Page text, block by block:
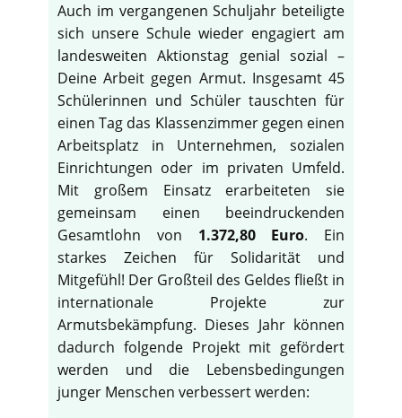
Auch im vergangenen Schuljahr beteiligte
sich unsere Schule wieder engagiert am
landesweiten Aktionstag genial sozial –
Deine Arbeit gegen Armut. Insgesamt 45
Schülerinnen und Schüler tauschten für
einen Tag das Klassenzimmer gegen einen
Arbeitsplatz in Unternehmen, sozialen
Einrichtungen oder im privaten Umfeld.
Mit großem Einsatz erarbeiteten sie
gemeinsam einen beeindruckenden
Gesamtlohn von 1.372,80 Euro. Ein
starkes Zeichen für Solidarität und
Mitgefühl! Der Großteil des Geldes fließt in
internationale Projekte zur
Armutsbekämpfung. Dieses Jahr können
dadurch folgende Projekt mit gefördert
werden und die Lebensbedingungen
junger Menschen verbessert werden: